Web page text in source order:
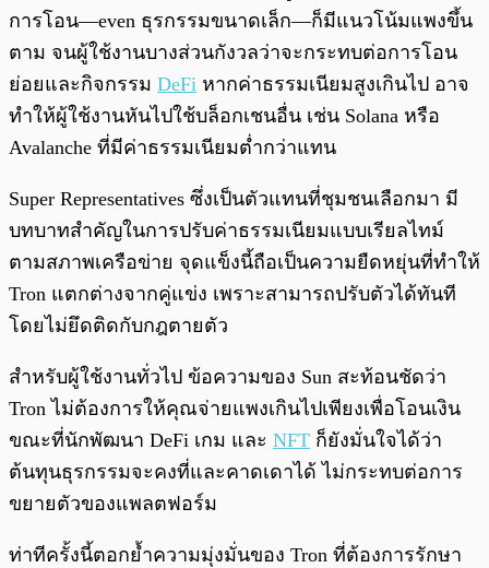
การโอน—even ธุรกรรมขนาดเล็ก—ก็มีแนวโน้มแพงขึ้น
ตาม จนผู้ใช้งานบางส่วนกังวลว่าจะกระทบต่อการโอน
ย่อยและกิจกรรม DeFi หากค่าธรรมเนียมสูงเกินไป อาจ
ทำให้ผู้ใช้งานหันไปใช้บล็อกเชนอื่น เช่น Solana หรือ
Avalanche ที่มีค่าธรรมเนียมต่ำกว่าแทน
Super Representatives ซึ่งเป็นตัวแทนที่ชุมชนเลือกมา มี
บทบาทสำคัญในการปรับค่าธรรมเนียมแบบเรียลไทม์
ตามสภาพเครือข่าย จุดแข็งนี้ถือเป็นความยืดหยุ่นที่ทำให้
Tron แตกต่างจากคู่แข่ง เพราะสามารถปรับตัวได้ทันที
โดยไม่ยึดติดกับกฎตายตัว
สำหรับผู้ใช้งานทั่วไป ข้อความของ Sun สะท้อนชัดว่า
Tron ไม่ต้องการให้คุณจ่ายแพงเกินไปเพียงเพื่อโอนเงิน
ขณะที่นักพัฒนา DeFi เกม และ NFT ก็ยังมั่นใจได้ว่า
ต้นทุนธุรกรรมจะคงที่และคาดเดาได้ ไม่กระทบต่อการ
ขยายตัวของแพลตฟอร์ม
ท่าทีครั้งนี้ตอกย้ำความมุ่งมั่นของ Tron ที่ต้องการรักษา